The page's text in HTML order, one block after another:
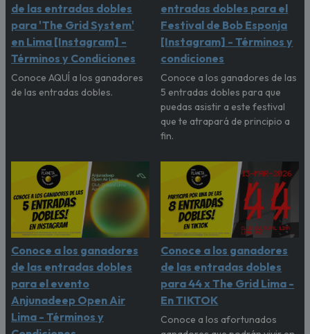
de las entradas dobles
para 'The Grid System'
en Lima [Instagram] -
Términos y Condiciones
Conoce AQUÍ a los ganadores
de las entradas dobles.
entradas dobles para el
Festival de Bob Esponja
[Instagram] - Términos y
condiciones
Conoce a los ganadores de las
5 entradas dobles para que
puedas asistir a este festival
que te atrapará de principio a
fin.
Conoce a los ganadores
de las entradas dobles
para el evento
Anjunadeep Open Air
Lima - Términos y
Conoce a los ganadores
de las entradas dobles
para 44 x The Grid Lima -
En TIKTOK
Conoce a los afortunados